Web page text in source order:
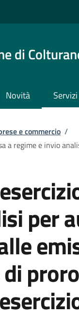
di
Novità Servizi
e commercio /
a regime e invio
per